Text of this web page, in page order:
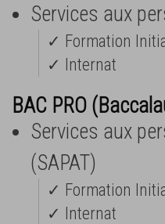
Services aux
✓ Formation
✓ Internat
BAC PRO
Services aux
(SAPAT)
✓ Formation
✓ Internat